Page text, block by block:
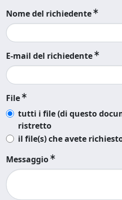
Nome del richiedente
E-mail del richiedente
File
tutti i file (di questo
ristretto
il file(s) che avete
Messaggio